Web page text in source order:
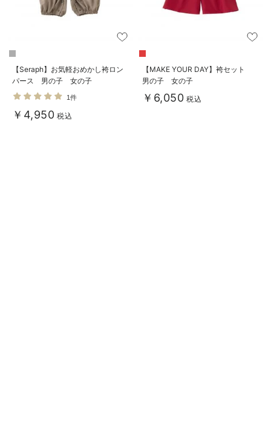
【Seraph】お気軽おめかし袴ロン
パース 男の子 女の子
1件
￥4,950 税込
【MAKE YOUR DAY】袴セット
男の子 女の子
￥6,050 税込